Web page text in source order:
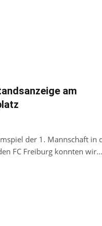
am
der 1. Mannschaft in
FC Freiburg konnten wir…